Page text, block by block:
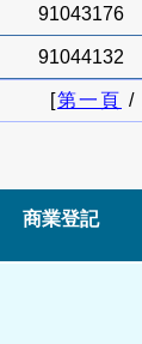
91043176
91044132
[第一頁 /
商業登記